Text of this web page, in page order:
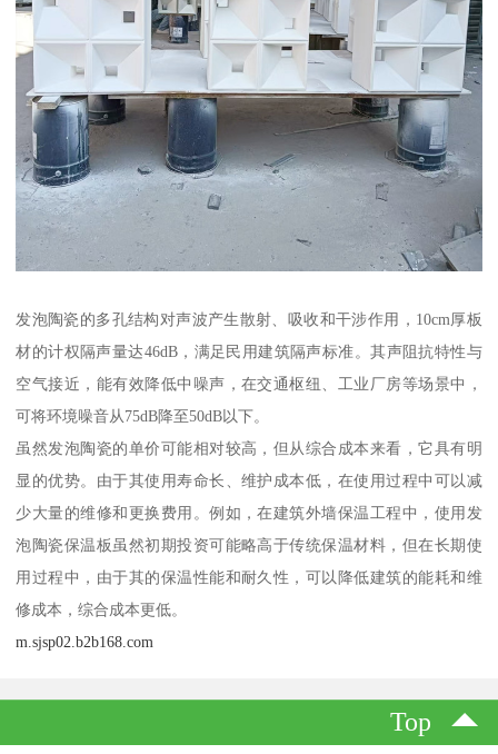
发泡陶瓷的多孔结构对声波产生散射、吸收和干涉作用，10cm厚板
材的计权隔声量达46dB，满足民用建筑隔声标准。其声阻抗特性与
空气接近，能有效降低中噪声，在交通枢纽、工业厂房等场景中，
可将环境噪音从75dB降至50dB以下。
虽然发泡陶瓷的单价可能相对较高，但从综合成本来看，它具有明
显的优势。由于其使用寿命长、维护成本低，在使用过程中可以减
少大量的维修和更换费用。例如，在建筑外墙保温工程中，使用发
泡陶瓷保温板虽然初期投资可能略高于传统保温材料，但在长期使
用过程中，由于其的保温性能和耐久性，可以降低建筑的能耗和维
修成本，综合成本更低。
m.sjsp02.b2b168.com
Top